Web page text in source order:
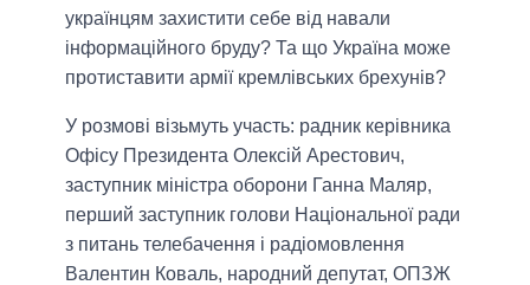
українцям захистити себе від навали
інформаційного бруду? Та що Україна може
протиставити армії кремлівських брехунів?
У розмові візьмуть участь: радник керівника
Офісу Президента Олексій Арестович,
заступник міністра оборони Ганна Маляр,
перший заступник голови Національної ради
з питань телебачення і радіомовлення
Валентин Коваль, народний депутат, ОПЗЖ